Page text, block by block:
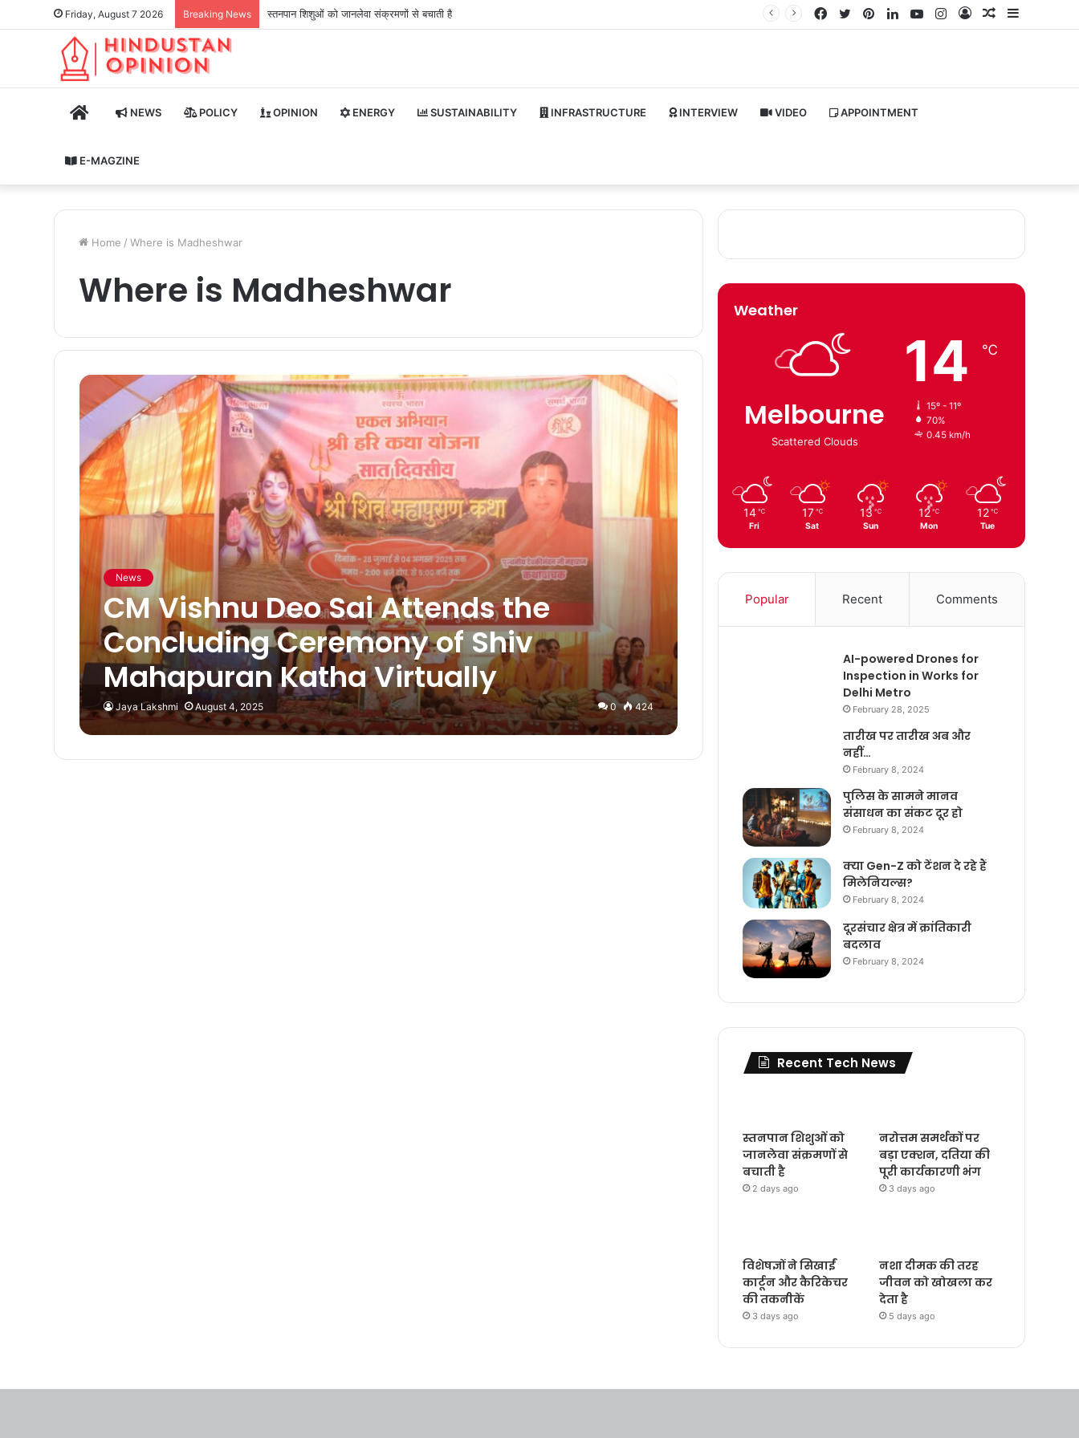
Friday, August 7 2026 Breaking News स्तनपान शिशुओं को जानलेवा संक्रमणों से बचाती है
Random
Log
Instagram
YouTube
LinkedIn
Pinterest
Twitter
Facebook
HOME NEWS POLICY OPINION ENERGY SUSTAINABILITY INFRASTRUCTURE INTERVIEW VIDEO APPOINTMENT
E-MAGZINE
Home / Where is Madheshwar
Where is Madheshwar
News
CM Vishnu Deo Sai Attends the
Concluding Ceremony of Shiv
Mahapuran Katha Virtually
Jaya Lakshmi August 4, 2025 0 424
Weather
Melbourne
Scattered Clouds
14 ℃
15º - 11º
70%
0.45 km/h
14 ℃
Fri
17 ℃
Sat
13 ℃
Sun
12 ℃
Mon
12 ℃
Tue
Popular Recent Comments
AI-powered Drones for
Inspection in Works for
Delhi Metro
February 28, 2025
तारीख पर तारीख अब और
नहीं…
February 8, 2024
पुलिस के सामने मानव
संसाधन का संकट दूर हो
February 8, 2024
क्या Gen-Z को टेंशन दे रहे हैं
मिलेनियल्स?
February 8, 2024
दूरसंचार क्षेत्र में क्रांतिकारी
बदलाव
February 8, 2024
Recent Tech News
स्तनपान शिशुओं को
जानलेवा संक्रमणों से
बचाती है
2 days ago
नरोत्तम समर्थकों पर
बड़ा एक्शन, दतिया की
पूरी कार्यकारणी भंग
3 days ago
विशेषज्ञों ने सिखाईं
कार्टून और कैरिकेचर
की तकनीकें
3 days ago
नशा दीमक की तरह
जीवन को खोखला कर
देता है
5 days ago